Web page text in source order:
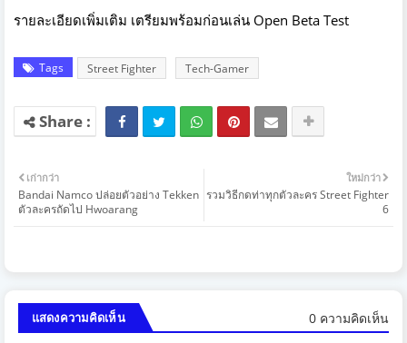
รายละเอียดเพิ่มเติม เตรียมพร้อมก่อนเล่น Open Beta Test
Tags Street Fighter Tech-Gamer
ใหม่กว่า
รวมวิธีกดท่าทุกตัวละคร Street Fighter
6
เก่ากว่า
Bandai Namco ปล่อยตัวอย่าง Tekken
ตัวละครถัดไป Hwoarang
แสดงความคิดเห็น 0 ความคิดเห็น